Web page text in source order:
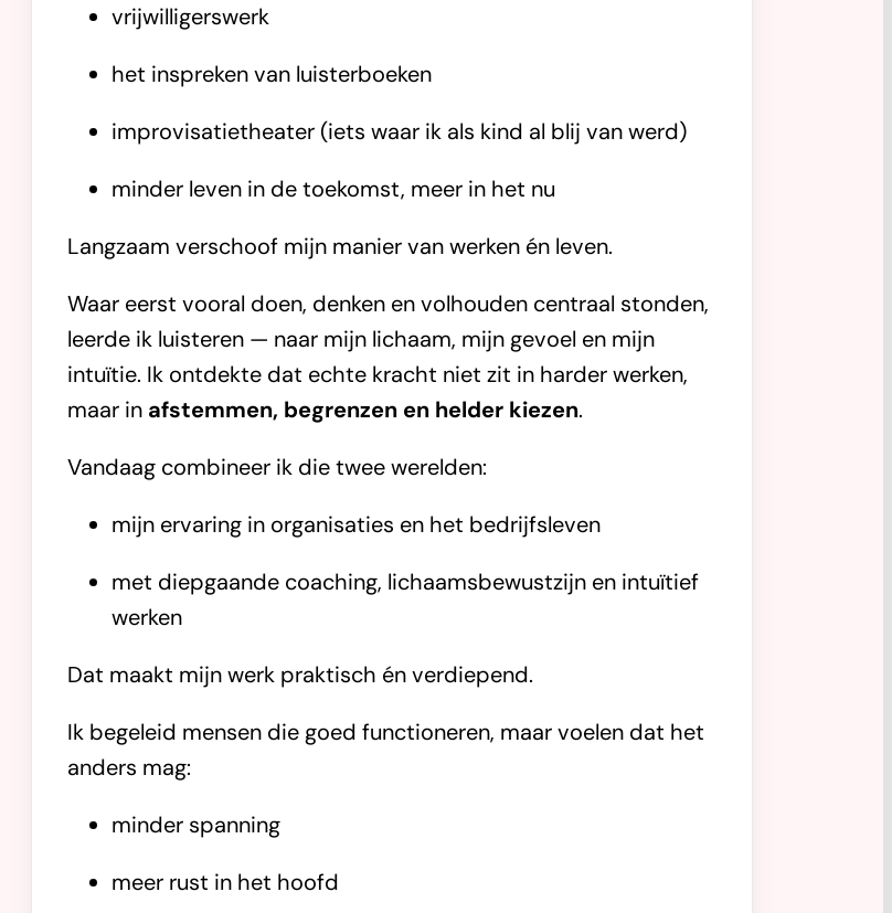
vrijwilligerswerk
het inspreken van luisterboeken
improvisatietheater (iets waar ik als kind al blij van werd)
minder leven in de toekomst, meer in het nu
Langzaam verschoof mijn manier van werken én leven.
Waar eerst vooral doen, denken en volhouden centraal stonden,
leerde ik luisteren — naar mijn lichaam, mijn gevoel en mijn
intuïtie. Ik ontdekte dat echte kracht niet zit in harder werken,
maar in afstemmen, begrenzen en helder kiezen.
Vandaag combineer ik die twee werelden:
mijn ervaring in organisaties en het bedrijfsleven
met diepgaande coaching, lichaamsbewustzijn en intuïtief
werken
Dat maakt mijn werk praktisch én verdiepend.
Ik begeleid mensen die goed functioneren, maar voelen dat het
anders mag:
minder spanning
meer rust in het hoofd